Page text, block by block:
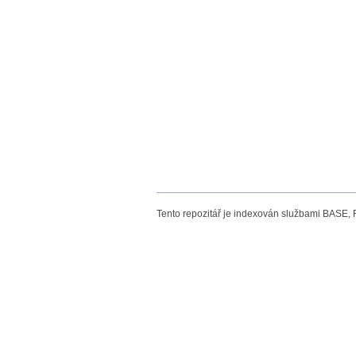
Tento repozitář je indexován službami BASE,